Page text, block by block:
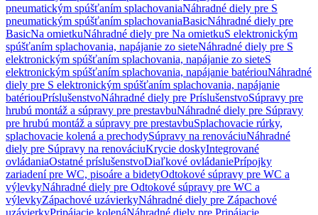
pneumatickým spúšťaním splachovaniaNáhradné diely pre S
pneumatickým spúšťaním splachovaniaBasicNáhradné diely pre
BasicNa omietkuNáhradné diely pre Na omietkuS elektronickým
spúšťaním splachovania, napájanie zo sieteNáhradné diely pre S
elektronickým spúšťaním splachovania, napájanie zo sieteS
elektronickým spúšťaním splachovania, napájanie batériouNáhradné
diely pre S elektronickým spúšťaním splachovania, napájanie
batériouPríslušenstvoNáhradné diely pre PríslušenstvoSúpravy pre
hrubú montáž a súpravy pre prestavbuNáhradné diely pre Súpravy
pre hrubú montáž a súpravy pre prestavbuSplachovacie rúrky,
splachovacie kolená a prechodySúpravy na renováciuNáhradné
diely pre Súpravy na renováciuKrycie doskyIntegrované
ovládaniaOstatné príslušenstvoDiaľkové ovládaniePrípojky
zariadení pre WC, pisoáre a bidetyOdtokové súpravy pre WC a
výlevkyNáhradné diely pre Odtokové súpravy pre WC a
výlevkyZápachové uzávierkyNáhradné diely pre Zápachové
uzávierkyPripájacie kolenáNáhradné diely pre Pripájacie